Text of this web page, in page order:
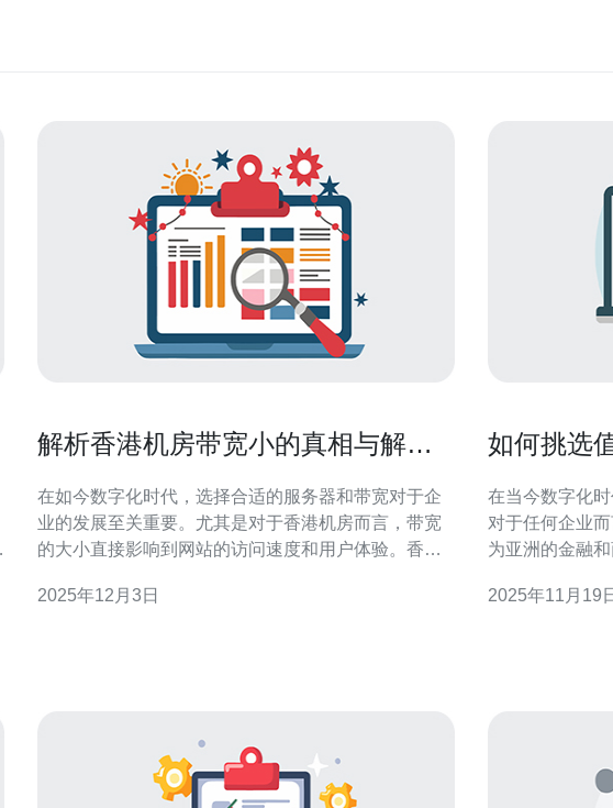
解析香港机房带宽小的真相与解决
在如今数字化时代，选择合适的服务器和带宽对于企
业的发展至关重要。尤其是对于香港机房而言，带宽
的大小直接影响到网站的访问速度和用户体验。香港
择。然而，很多用户在使用过程中却发现，带宽小的
2025年12月3日
如何挑选
在当今数字化
对于任何企业
为亚洲的金融
虑多个因素，
2025年11月19